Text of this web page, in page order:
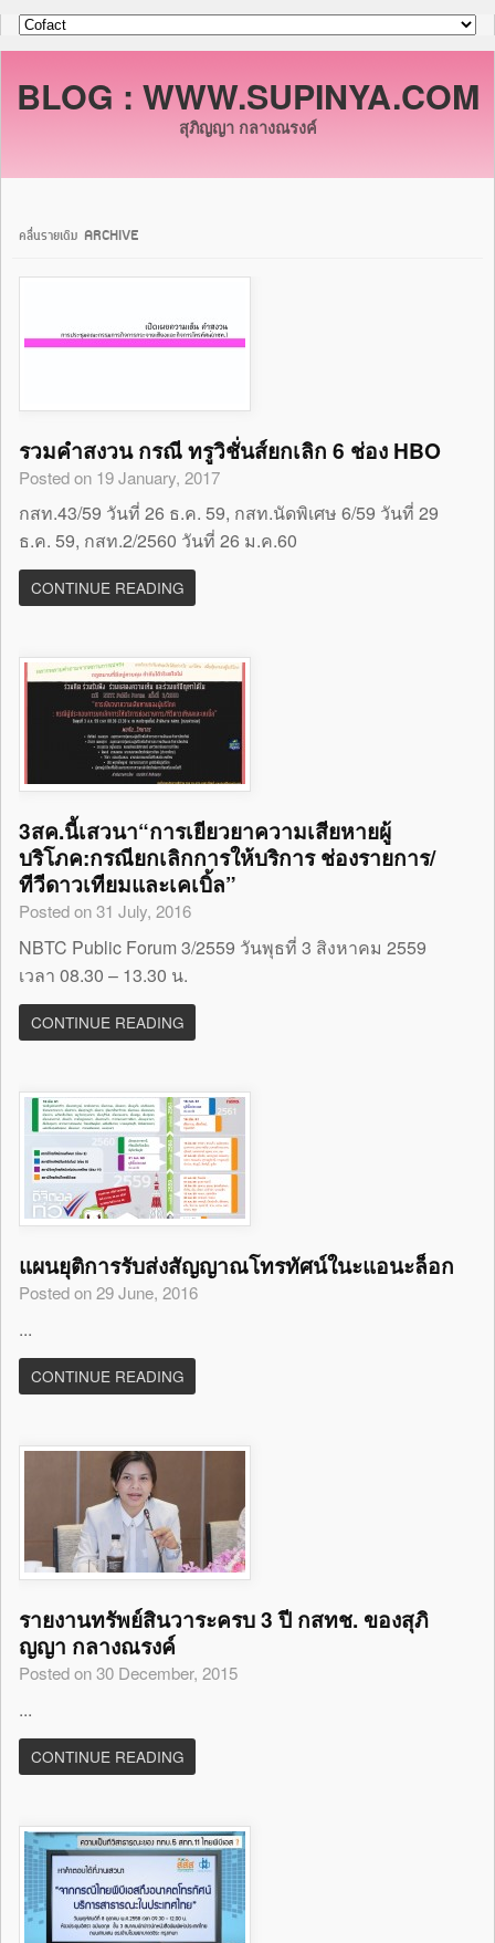
BLOG : WWW.SUPINYA.COM
สุภิญญา กลางณรงค์
คลื่นรายเดิม ARCHIVE
รวมคำสงวน กรณี ทรูวิชั่นส์ยกเลิก 6 ช่อง HBO
Posted on 19 January, 2017
กสท.43/59 วันที่ 26 ธ.ค. 59, กสท.นัดพิเศษ 6/59 วันที่ 29
ธ.ค. 59, กสท.2/2560 วันที่ 26 ม.ค.60
CONTINUE READING
3สค.นี้เสวนา“การเยียวยาความเสียหายผู้
บริโภค:กรณียกเลิกการให้บริการ ช่องรายการ/
ทีวีดาวเทียมและเคเบิ้ล”
Posted on 31 July, 2016
NBTC Public Forum 3/2559 วันพุธที่ 3 สิงหาคม 2559
เวลา 08.30 – 13.30 น.
CONTINUE READING
แผนยุติการรับส่งสัญญาณโทรทัศน์ในะแอนะล็อก
Posted on 29 June, 2016
...
CONTINUE READING
รายงานทรัพย์สินวาระครบ 3 ปี กสทช. ของสุภิ
ญญา กลางณรงค์
Posted on 30 December, 2015
...
CONTINUE READING